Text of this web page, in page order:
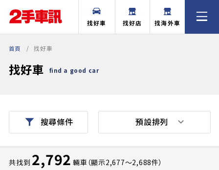
找好車 找好店 找海外車
首頁 找好車
找好車 find a good car
搜尋條件
共找到 2,792 輛車（顯示2,677〜2,688件）
預設排列